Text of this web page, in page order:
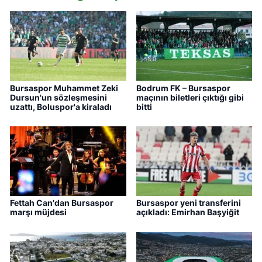
Bursaspor Muhammet Zeki
Dursun'un sözleşmesini
uzattı, Boluspor'a kiraladı
Bodrum FK – Bursaspor
maçının biletleri çıktığı gibi
bitti
Fettah Can'dan Bursaspor
marşı müjdesi
Bursaspor yeni transferini
açıkladı: Emirhan Başyiğit